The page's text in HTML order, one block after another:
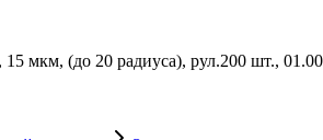
мкм, (до 20 радиуса), рул.200 шт.,